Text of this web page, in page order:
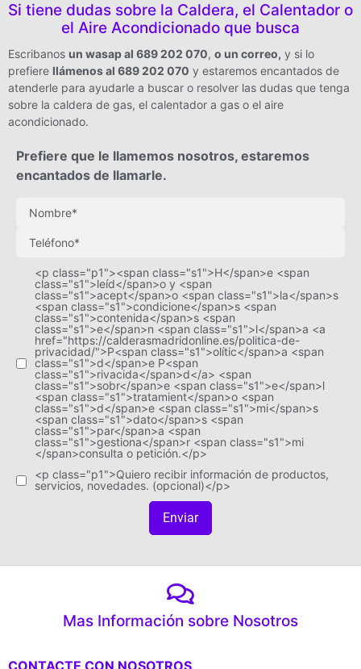
Si tiene dudas sobre la Caldera, el Calentador o
el Aire Acondicionado que busca
Escribanos un wasap al 689 202 070, o un correo, y si lo
prefiere llámenos al 689 202 070 y estaremos encantados de
atenderle para ayudarle a buscar o resolver las dudas que tenga
sobre la caldera de gas, el calentador a gas o el aire
acondicionado.
Prefiere que le llamemos nosotros, estaremos
encantados de llamarle.
<p class="p1"><span class="s1">H</span>e <span
class="s1">leíd</span>o y <span
class="s1">acept</span>o <span class="s1">la</span>s
<span class="s1">condicione</span>s <span
class="s1">contenida</span>s <span
class="s1">e</span>n <span class="s1">l</span>a <a
href="https://calderasmadridonline.es/politica-de-
privacidad/">P<span class="s1">olític</span>a <span
class="s1">d</span>e P<span
class="s1">rivacida</span>d</a> <span
class="s1">sobr</span>e <span class="s1">e</span>l
<span class="s1">tratamient</span>o <span
class="s1">d</span>e <span class="s1">mi</span>s
<span class="s1">dato</span>s <span
class="s1">par</span>a <span
class="s1">gestiona</span>r <span class="s1">mi
</span>consulta o petición.</p>
<p class="p1">Quiero recibir información de productos,
servicios, novedades. (opcional)</p>
Enviar
Mas Información sobre Nosotros